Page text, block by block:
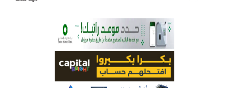
العلمية الثقافية الأردنية
حملة للتبرع بالدم في جامعة الزيتونة الأردنية